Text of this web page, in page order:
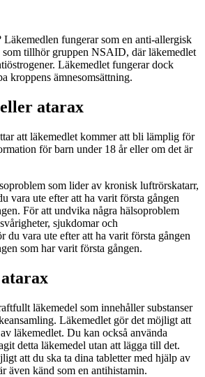
fungerar som en anti-allergisk
som tillhör gruppen NSAID, där läkemedlet
Läkemedlet fungerar dock
kroppens ämnesomsättning.
atarax
att läkemedlet kommer att bli lämplig för
för barn under 18 år eller om det är
som lider av kronisk luftrörskatarr,
vara ute efter att ha varit första gången
För att undvika några hälsoproblem
sjukdomar och
du vara ute efter att ha varit första gången
som har varit första gången.
läkemedel som innehåller substanser
Läkemedlet gör det möjligt att
läkemedlet. Du kan också använda
detta läkemedel utan att lägga till det.
att du ska ta dina tabletter med hjälp av
även känd som en antihistamin.